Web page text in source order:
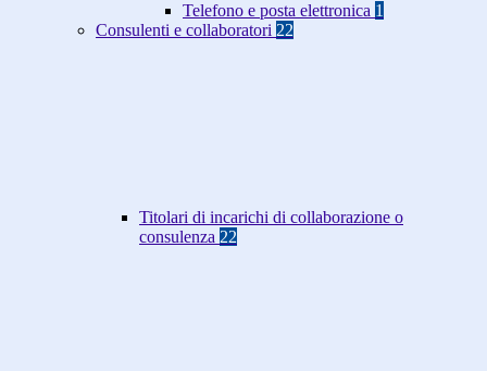
Telefono e posta elettronica 1
Consulenti e collaboratori 22
Titolari di incarichi di collaborazione o
consulenza 22